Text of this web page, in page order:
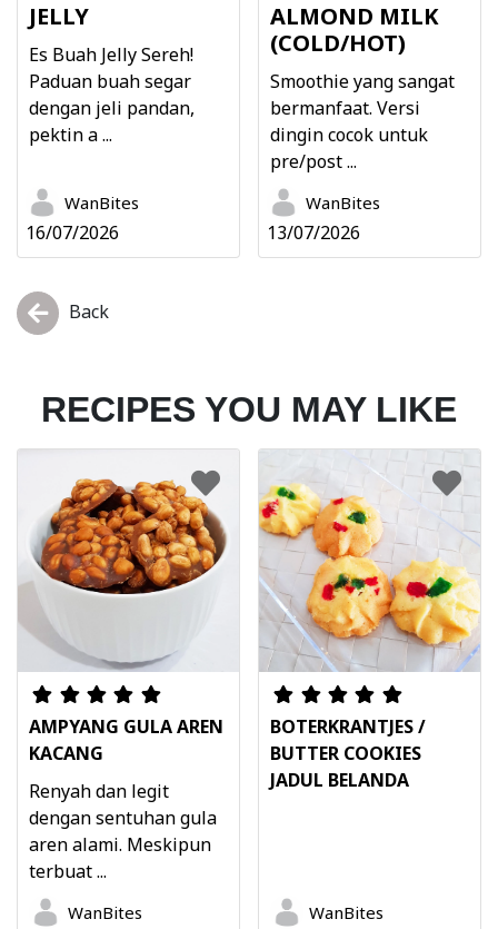
JELLY
Es Buah Jelly Sereh!
Paduan buah segar
dengan jeli pandan,
pektin a ...
WanBites
16/07/2026
ALMOND MILK
(COLD/HOT)
Smoothie yang sangat
bermanfaat. Versi
dingin cocok untuk
pre/post ...
WanBites
13/07/2026
Back
RECIPES YOU MAY LIKE
AMPYANG GULA AREN
KACANG
Renyah dan legit
dengan sentuhan gula
aren alami. Meskipun
terbuat ...
WanBites
BOTERKRANTJES /
BUTTER COOKIES
JADUL BELANDA
WanBites